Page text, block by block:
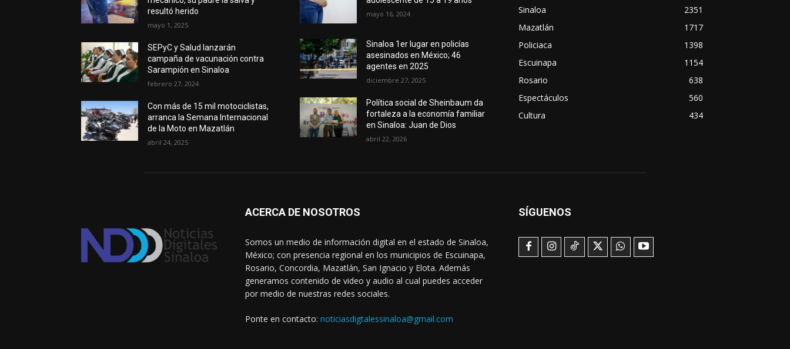
resultó herido
mayo 1, 2025
SEPyC y Salud lanzarán
campaña de vacunación contra
Sarampión en Sinaloa
febrero 27, 2024
Con más de 15 mil motociclistas,
arranca la Semana Internacional
de la Moto en Mazatlán
abril 24, 2025
mayo 16, 2024
Sinaloa 1er lugar en policías
asesinados en México; 46
agentes en 2025
diciembre 27, 2025
Política social de Sheinbaum da
fortaleza a la economía familiar
en Sinaloa: Juan de Dios
abril 22, 2026
Sinaloa
2351
Mazatlán
1717
Policiaca
1398
Escuinapa
1154
Rosario
638
Espectáculos
560
Cultura
434
ACERCA DE NOSOTROS
Somos un medio de información digital en el estado de Sinaloa,
México; con presencia regional en los municipios de Escuinapa,
Rosario, Concordia, Mazatlán, San Ignacio y Elota. Además
generamos contenido de video y audio al cual puedes acceder
por medio de nuestras redes sociales.
Ponte en contacto: noticiasdigtalessinaloa@gmail.com
SÍGUENOS